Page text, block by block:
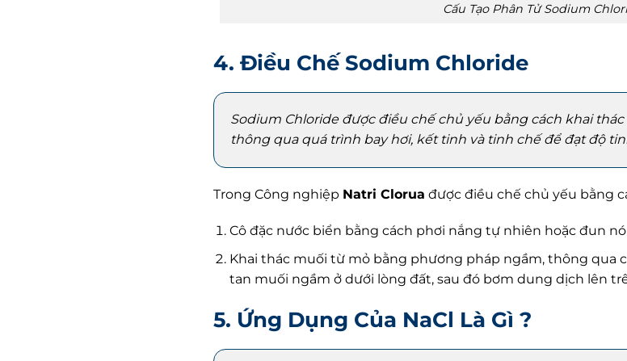
Cấu Tạo Phân Tử Sodium
4. Điều Chế Sodium Chloride
Sodium Chloride được điều chế chủ yếu bằng cách khai
thông qua quá trình bay hơi, kết tinh và tinh chế để đạt độ
Trong Công nghiệp Natri Clorua được điều chế chủ yếu bằng
Cô đặc nước biển bằng cách phơi nắng tự nhiên hoặc đun
Khai thác muối từ mỏ bằng phương pháp ngầm, thông qua
tan muối ngầm ở dưới lòng đất, sau đó bơm dung dịch lên
5. Ứng Dụng Của NaCl Là Gì ?